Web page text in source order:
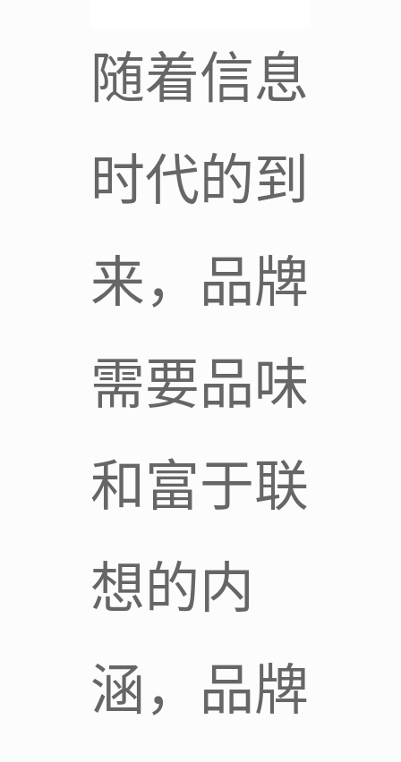
随着信息
时代的到
来，品牌
需要品味
和富于联
想的内
涵，品牌